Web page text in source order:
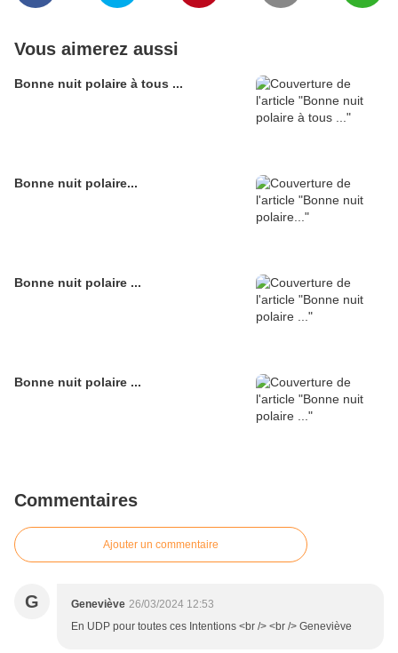
Vous aimerez aussi
Bonne nuit polaire à tous ...
Bonne nuit polaire...
Bonne nuit polaire ...
Bonne nuit polaire ...
Commentaires
Ajouter un commentaire
G Geneviève 26/03/2024 12:53
En UDP pour toutes ces Intentions <br /> <br /> Geneviève